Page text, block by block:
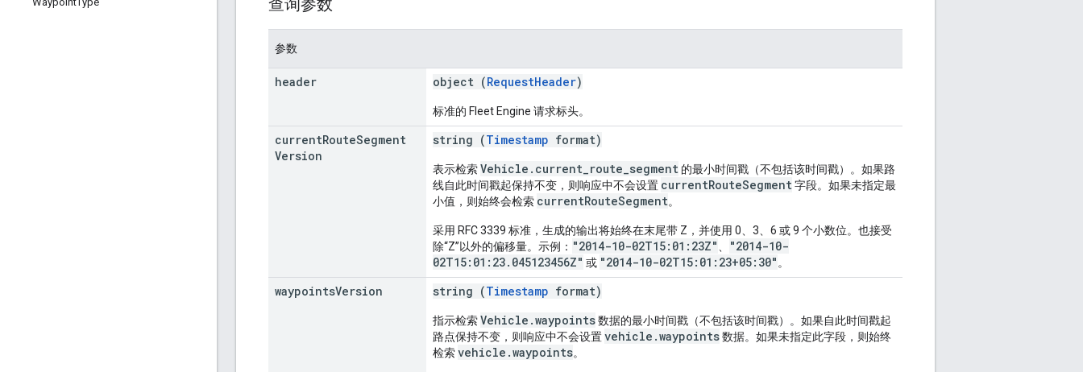
查询参数
参数
header object (RequestHeader)
标准的 Fleet Engine 请求标头。
currentRouteSegment
Version
string (Timestamp format)
表示检索Vehicle.current_route_segment 的最小时间戳（不包括该时间戳）。如果路
线自此时间戳起保持不变，则响应中不会设置 currentRouteSegment字段。如果未指定最
小值，则始终会检索 currentRouteSegment。
采用 RFC 3339 标准，生成的输出将始终在末尾带 Z，并使用 0、3、6 或 9 个小数位。也接受
除“Z”以外的偏移量。示例： "2014-10-02T15:01:23Z"
"2014-10-
02T15:01:23.045123456Z" 或 "2014-10-02T15:01:23+05:30" 。
waypointsVersion string (Timestamp format)
指示检索Vehicle.waypoints数据的最小时间戳（不包括该时间戳）。如果自此时间戳起
路点保持不变，则响应中不会设置vehicle.waypoints数据。如果未指定此字段，则始终
检索vehicle.waypoints。